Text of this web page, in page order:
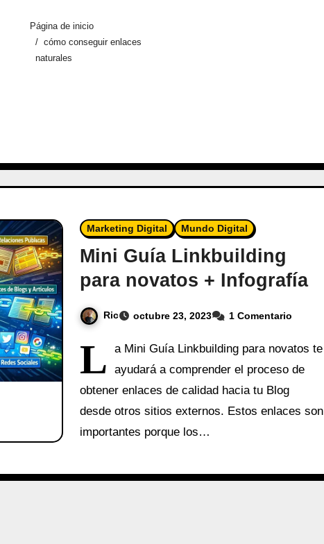
Página de inicio
cómo conseguir enlaces
naturales
Marketing Digital Mundo Digital
Mini Guía Linkbuilding
para novatos + Infografía
Ric octubre 23, 2023 1 Comentario
L
a Mini Guía Linkbuilding para novatos te
ayudará a comprender el proceso de
obtener enlaces de calidad hacia tu Blog
desde otros sitios externos. Estos enlaces son
importantes porque los…